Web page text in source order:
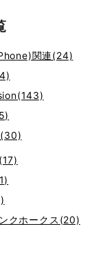
関連(24)
クホークス(20)